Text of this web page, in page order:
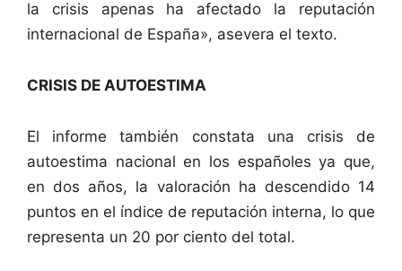
la crisis apenas ha afectado la reputación
internacional de España», asevera el texto.
CRISIS DE AUTOESTIMA
El informe también constata una crisis de
autoestima nacional en los españoles ya que,
en dos años, la valoración ha descendido 14
puntos en el índice de reputación interna, lo que
representa un 20 por ciento del total.